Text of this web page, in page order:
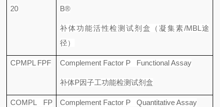
20
B®
补体功能活性检测试剂盒（凝集素/MBL 途
径）
CPMPL FPF Complement Factor P Functional Assay
补体P因子工功能检测试剂盒
COMPL FP
Complement Factor P Quantitative Assay